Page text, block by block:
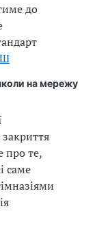
до
на мережу
про те,
саме